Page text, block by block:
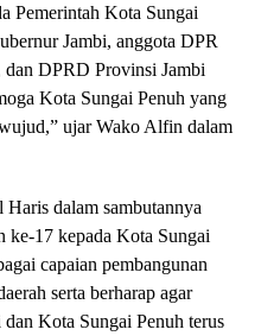
Pemerintah Kota Sungai
Jambi, anggota DPR
DPRD Provinsi Jambi
Kota Sungai Penuh yang
ujar Wako Alfin dalam
dalam sambutannya
ke-17 kepada Kota Sungai
capaian pembangunan
serta berharap agar
Kota Sungai Penuh terus